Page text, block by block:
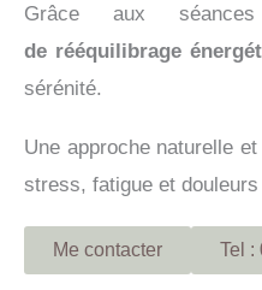
Grâce aux
de rééquilibrage
sérénité.
Une approche naturelle
stress, fatigue et
Me contacter Tel :